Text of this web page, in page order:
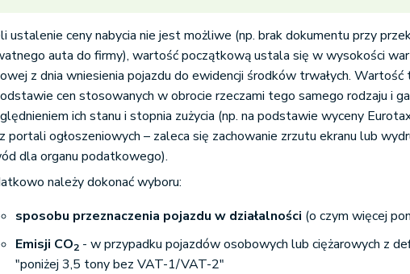
ustalenie ceny nabycia nie jest możliwe (np. brak dokumentu przy
auta do firmy), wartość początkową ustala się w wysokości
z dnia wniesienia pojazdu do ewidencji środków trwałych.
cen stosowanych w obrocie rzeczami tego samego rodzaju i
ich stanu i stopnia zużycia (np. na podstawie wyceny
portali ogłoszeniowych – zaleca się zachowanie zrzutu ekranu lub
dla organu podatkowego).
należy dokonać wyboru:
sposobu przeznaczenia pojazdu w działalności (o czym więcej
Emisji CO2 - w przypadku pojazdów osobowych lub ciężarowych z
"poniżej 3,5 tony bez VAT-1/VAT-2"